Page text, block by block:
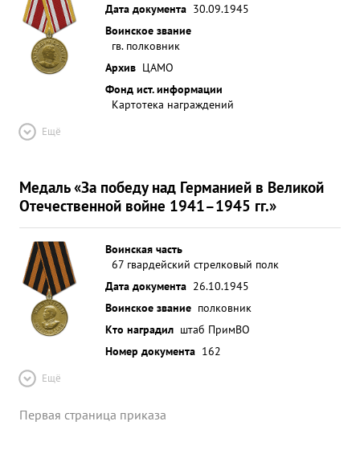
Дата документа 30.09.1945
Воинское звание
гв. полковник
Архив ЦАМО
Фонд ист. информации
Картотека награждений
Ещё
Медаль «За победу над Германией в Великой
Отечественной войне 1941–1945 гг.»
Воинская часть
67 гвардейский стрелковый полк
Дата документа 26.10.1945
Воинское звание полковник
Кто наградил штаб ПримВО
Номер документа 162
Ещё
Первая страница приказа